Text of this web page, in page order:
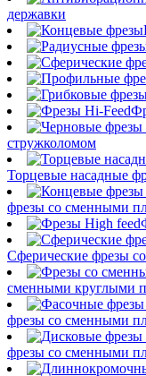
державки
стружколомом
Торцевые насадные
фрезы со сменными
Сферические фрезы
сменными круглыми
фрезы со сменными
фрезы со сменными